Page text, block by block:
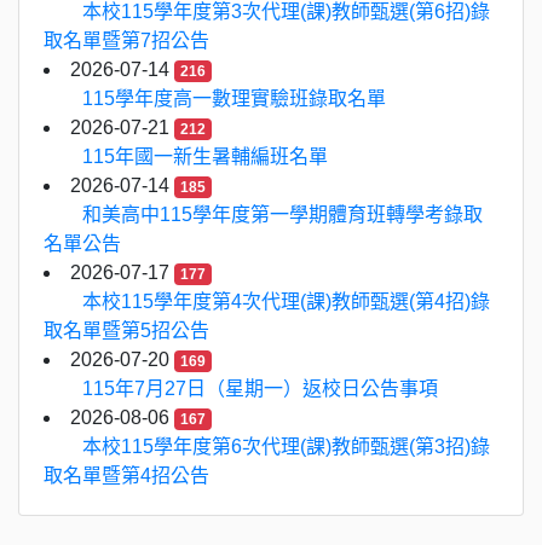
本校115學年度第3次代理(課)教師甄選(第6招)錄
取名單暨第7招公告
2026-07-14
216
115學年度高一數理實驗班錄取名單
2026-07-21
212
115年國一新生暑輔編班名單
2026-07-14
185
和美高中115學年度第一學期體育班轉學考錄取
名單公告
2026-07-17
177
本校115學年度第4次代理(課)教師甄選(第4招)錄
取名單暨第5招公告
2026-07-20
169
115年7月27日（星期一）返校日公告事項
2026-08-06
167
本校115學年度第6次代理(課)教師甄選(第3招)錄
取名單暨第4招公告